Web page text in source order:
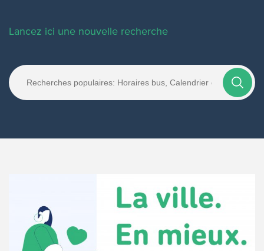
Lancez ici une nouvelle recherche